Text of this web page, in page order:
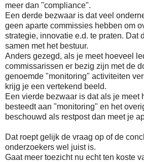
meer dan "compliance".
Een derde bezwaar is dat veel
geen aparte commissies hebben om
strategie, innovatie e.d. te praten. Dat
samen met het bestuur.
Anders gezegd, als je meet hoeveel
commissarissen er bezig zijn met de
genoemde "monitoring" activiteiten
krijg je een vertekend beeld.
Een vierde bezwaar is dat als je meet
besteedt aan "monitoring" en het
beschouwd als restpost dan meet je
Dat roept gelijk de vraag op of de
onderzoekers wel juist is.
Gaat meer toezicht nu echt ten koste